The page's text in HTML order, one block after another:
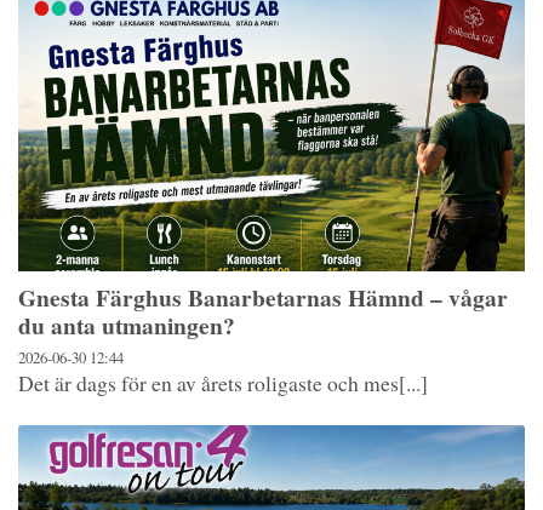
Gnesta Färghus Banarbetarnas Hämnd – vågar
du anta utmaningen?
2026-06-30 12:44
Det är dags för en av årets roligaste och mes[...]